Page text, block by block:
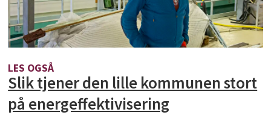
LES OGSÅ
Slik tjener den lille kommunen stort
på energeffektivisering